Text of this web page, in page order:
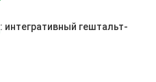
: интегративный гештальт-